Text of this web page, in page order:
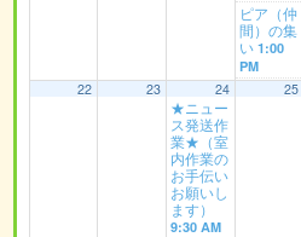
ピア（仲
間）の集
い1:00
PM
22 23 24
★ニュー
ス発送作
業★（室
内作業の
お手伝い
お願いし
ます）
9:30 AM
25